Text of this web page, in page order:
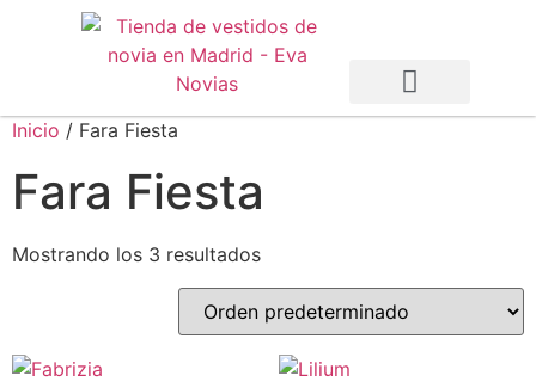
Inicio / Fara Fiesta
Fara Fiesta
Mostrando los 3 resultados